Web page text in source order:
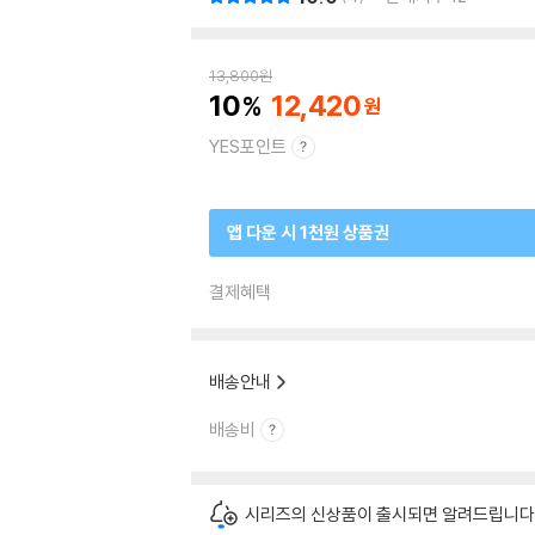
13,800원
10 12,420
YES포인트
앱 다운 시 1천원 상품권
결제혜택
배송안내
배송비
시리즈의 신상품이 출시되면 알려드립니